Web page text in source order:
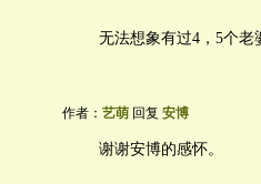
无法想象有过4，5个老
作者： 艺萌 回复 安博
谢谢安博的感怀。